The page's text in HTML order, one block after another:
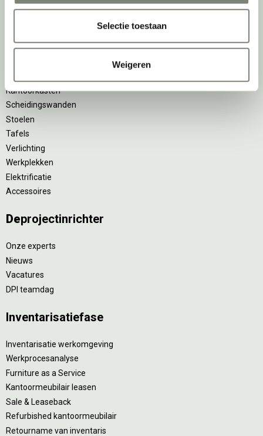
Selectie toestaan
Weigeren
Ergonomische bureaustoelen
Projectstoffering
Kantoorkasten
Scheidingswanden
Stoelen
Tafels
Verlichting
Werkplekken
Elektrificatie
Accessoires
Deprojectinrichter
Onze experts
Nieuws
Vacatures
DPI teamdag
Inventarisatiefase
Inventarisatie werkomgeving
Werkprocesanalyse
Furniture as a Service
Kantoormeubilair leasen
Sale & Leaseback
Refurbished kantoormeubilair
Retourname van inventaris